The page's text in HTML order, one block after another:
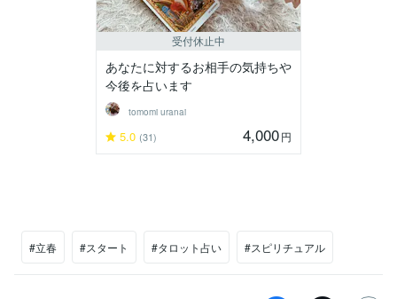
受付休止中
あなたに対するお相手の気持ちや
今後を占います
tomomi uranai
5.0 (31) 4,000円
#立春 #スタート #タロット占い #スピリチュアル